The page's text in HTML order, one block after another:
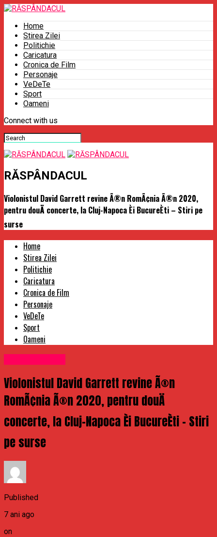
Home
Stirea Zilei
Politichie
Caricatura
Cronica de Film
Personaje
VeDeTe
Sport
Oameni
Connect with us
RĂSPÂNDACUL
Violonistul David Garrett revine Ã®n RomÃ¢nia Ã®n 2020,
pentru douÄ concerte, la Cluj-Napoca Èi BucureÈti – Stiri pe
surse
Home
Stirea Zilei
Politichie
Caricatura
Cronica de Film
Personaje
VeDeTe
Sport
Oameni
Violonistul David Garrett revine Ã®n
RomÃ¢nia Ã®n 2020, pentru douÄ
concerte, la Cluj-Napoca Èi BucureÈti – Stiri
pe surse
Published
7 ani ago
on